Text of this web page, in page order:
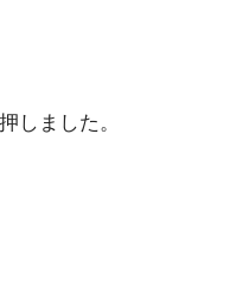
しました。